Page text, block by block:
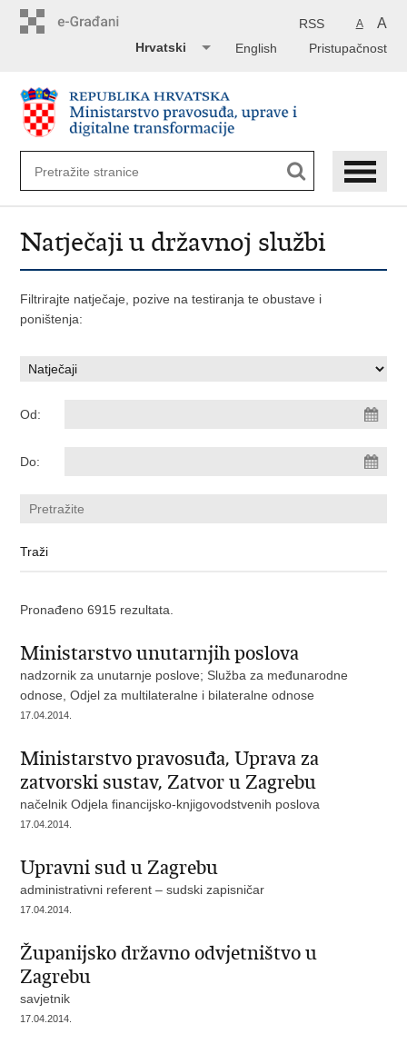
A A
RSS
Pristupačnost
English
Hrvatski
Natječaji u državnoj službi
Filtrirajte natječaje, pozive na testiranja te obustave i
poništenja:
Od:
Do:
Pronađeno 6915 rezultata.
Ministarstvo unutarnjih poslova
nadzornik za unutarnje poslove; Služba za međunarodne
odnose, Odjel za multilateralne i bilateralne odnose
17.04.2014.
Ministarstvo pravosuđa, Uprava za
zatvorski sustav, Zatvor u Zagrebu
načelnik Odjela financijsko-knjigovodstvenih poslova
17.04.2014.
Upravni sud u Zagrebu
administrativni referent – sudski zapisničar
17.04.2014.
Županijsko državno odvjetništvo u
Zagrebu
savjetnik
17.04.2014.